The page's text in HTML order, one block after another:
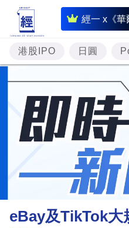
經一 x《華
即
時
財
經
專
題
投
資
樓
市
財
港股IPO 日圓
eBay及TikTok大